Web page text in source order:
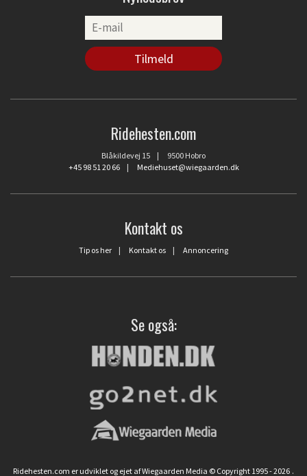
Ridehesten.com
Blåkildevej 15 | 9500 Hobro
+45 98 51 20 66| Mediehuset@wiegaarden.dk
Kontakt os
Tip os her | Kontakt os | Annoncering
Se også:
Ridehesten.com er udviklet og ejet af Wiegaarden Media © Copyright 1995 - 2026 .